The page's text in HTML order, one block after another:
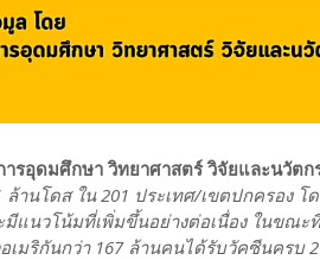
รอุดมศึกษา วิทยาศาสตร์ วิจัยและนวัตก
ล้านโดส ใน 201 ประเทศ/เขตปกครอง
แนวโน้มที่เพิ่มขึ้นอย่างต่อเนื่อง ในขณ
เมริกันกว่า 167 ล้านคนได้รับวัคซีนครบ